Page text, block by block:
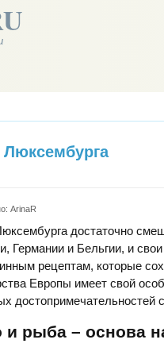
Люксембурга
ArinaR
достаточно
Германии и Бельгии, и
рецептам, которые
Европы имеет свой
достопримечательностей
и рыба – основа